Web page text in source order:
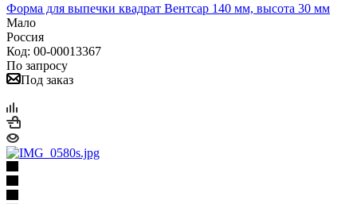
Форма для выпечки квадрат Вентсар 140 мм, высота 30 мм
Мало
Россия
Код: 00-00013367
По запросу
Под заказ